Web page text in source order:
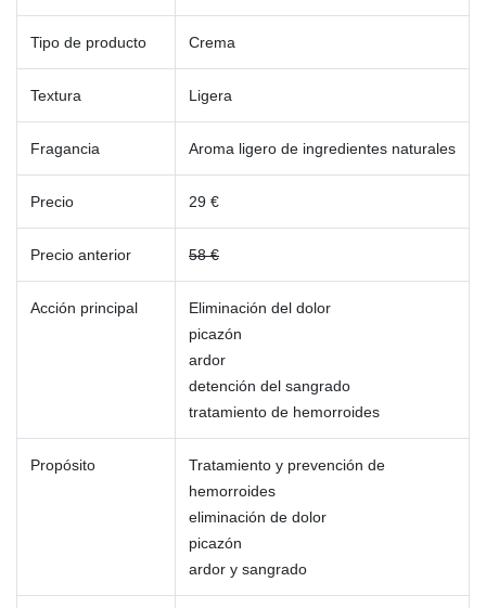
Tipo de producto Crema
Textura Ligera
Fragancia Aroma ligero de ingredientes naturales
Precio 29 €
Precio anterior 58 €
Acción principal
Eliminación del dolor
picazón
ardor
detención del sangrado
tratamiento de hemorroides
Propósito
Tratamiento y prevención de
hemorroides
eliminación de dolor
picazón
ardor y sangrado